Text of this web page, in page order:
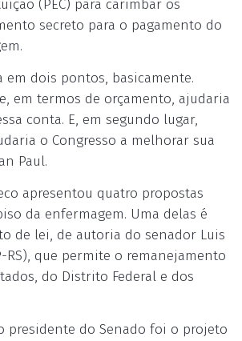
(PEC) para carimbar os
secreto para o pagamento do
em dois pontos, basicamente.
em termos de orçamento, ajudaria
conta. E, em segundo lugar,
o Congresso a melhorar sua
Paul.
apresentou quatro propostas
da enfermagem. Uma delas é
de lei, de autoria do senador Luis
RS), que permite o remanejamento
do Distrito Federal e dos
presidente do Senado foi o projeto